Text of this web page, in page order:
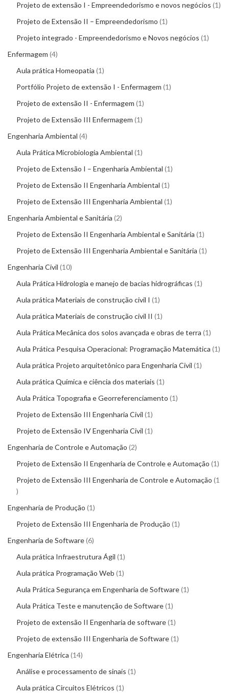
Projeto de extensão I - Empreendedorismo e novos negócios 1
Projeto de Extensão II – Empreendedorismo 1
Projeto integrado - Empreendedorismo e Novos negócios 1
Enfermagem 4
Aula prática Homeopatia 1
Portfólio Projeto de extensão I - Enfermagem 1
Projeto de extensão II - Enfermagem 1
Projeto de Extensão III Enfermagem 1
Engenharia Ambiental 4
Aula Prática Microbiologia Ambiental 1
Projeto de Extensão I – Engenharia Ambiental 1
Projeto de Extensão II Engenharia Ambiental 1
Projeto de Extensão III Engenharia Ambiental 1
Engenharia Ambiental e Sanitária 2
Projeto de Extensão II Engenharia Ambiental e Sanitária 1
Projeto de Extensão III Engenharia Ambiental e Sanitária 1
Engenharia Civil 10
Aula Prática Hidrologia e manejo de bacias hidrográficas 1
Aula prática Materiais de construção civil I 1
Aula prática Materiais de construção civil II 1
Aula Prática Mecânica dos solos avançada e obras de terra 1
Aula Prática Pesquisa Operacional: Programação Matemática 1
Aula prática Projeto arquitetônico para Engenharia Civil 1
Aula prática Química e ciência dos materiais 1
Aula Prática Topografia e Georreferenciamento 1
Projeto de Extensão III Engenharia Civil 1
Projeto de Extensão IV Engenharia Civil 1
Engenharia de Controle e Automação 2
Projeto de Extensão II Engenharia de Controle e Automação 1
Projeto de Extensão III Engenharia de Controle e Automação 1
Engenharia de Produção 1
Projeto de Extensão III Engenharia de Produção 1
Engenharia de Software 6
Aula prática Infraestrutura Ágil 1
Aula prática Programação Web 1
Aula Prática Segurança em Engenharia de Software 1
Aula Prática Teste e manutenção de Software 1
Projeto de extensão II Engenharia de software 1
Projeto de extensão III Engenharia de Software 1
Engenharia Elétrica 14
Análise e processamento de sinais 1
Aula prática Circuitos Elétricos 1